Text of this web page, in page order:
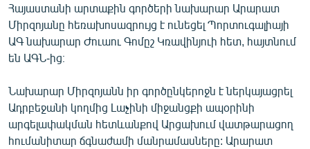
ԿՈՐՈՆԱՎԻՐՈՒՍ
ԱՐԽԻՎ
ՏԵՍԱՆՅՈՒԹԵՐ
ՁԳՏԵԼՈՎ ԼԱՎԱԳՈՒՅՆԻՆ
ՓՈԴՔԱՍԹ
Հայաստանի արտաքին գործերի նախարար Արարատ
Միրզոյանը հեռախոսազրույց է ունեցել Պորտուգալիայի
ԱԳ նախարար Ժուաու Գոմըշ Կռավինյուի հետ, հայտնում
են ԱԳՆ-ից։
Նախարար Միրզոյանն իր գործընկերոջն է ներկայացրել
Ադրբեջանի կողմից Լաչինի միջանցքի ապօրինի
արգելափակման հետևանքով Արցախում վատթարացող
հումանիտար ճգնաժամի մանրամասները: Արարատ